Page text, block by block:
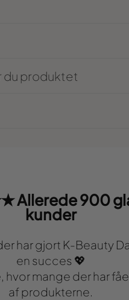
du produktet
900
kunder
har gjort K-Beauty
en succes 💖
hvor mange der har
af produkterne.